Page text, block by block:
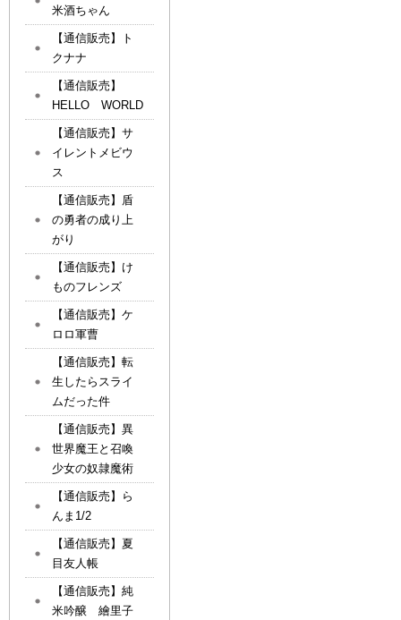
米酒ちゃん
【通信販売】ト
クナナ
【通信販売】
HELLO WORLD
【通信販売】サ
イレントメビウ
ス
【通信販売】盾
の勇者の成り上
がり
【通信販売】け
ものフレンズ
【通信販売】ケ
ロロ軍曹
【通信販売】転
生したらスライ
ムだった件
【通信販売】異
世界魔王と召喚
少女の奴隷魔術
【通信販売】ら
んま1/2
【通信販売】夏
目友人帳
【通信販売】純
米吟醸 繪里子